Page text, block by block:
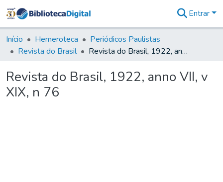
&
Coleções
Tudo na
Digital
Entrar
Início Hemeroteca
Periódicos Paulistas
Revista do Brasil
Revista do Brasil, 1922, anno VII, v XIX, n 76
Revista do Brasil, 1922, anno VII, v
XIX, n 76